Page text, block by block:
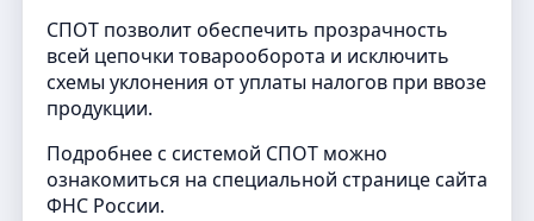
СПОТ позволит обеспечить прозрачность
всей цепочки товарооборота и исключить
схемы уклонения от уплаты налогов при ввозе
продукции.
Подробнее с системой СПОТ можно
ознакомиться на специальной странице сайта
ФНС России.